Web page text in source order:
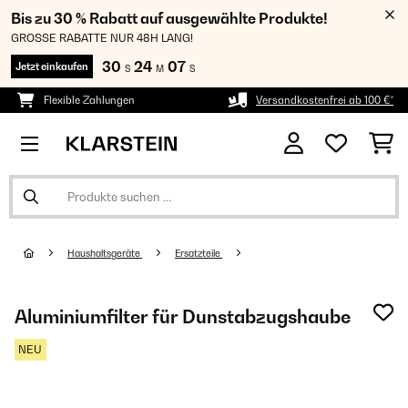
Bis zu 30 % Rabatt auf ausgewählte Produkte!
GROSSE RABATTE NUR 48H LANG!
Jetzt einkaufen 30 S 24 M 07 S
Flexible Zahlungen Versandkostenfrei ab 100 €*
Haushaltsgeräte Ersatzteile
Aluminiumfilter für Dunstabzugshaube
NEU